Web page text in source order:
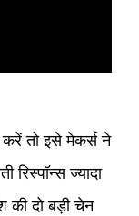
तो इसे मेकर्स ने
ज्यादा
की दो बड़ी चेन